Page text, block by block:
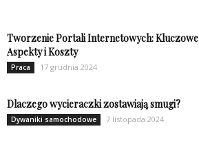
Tworzenie Portali Internetowych: Kluczowe
Aspekty i Koszty
Praca 17 grudnia 2024
Dlaczego wycieraczki zostawiają smugi?
Dywaniki samochodowe 7 listopada 2024